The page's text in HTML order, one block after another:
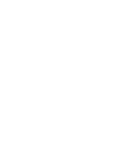
Musa was
The well-
was a Coptic